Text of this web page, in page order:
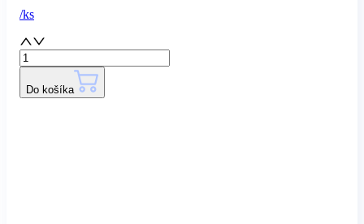
/ks
Do košíka